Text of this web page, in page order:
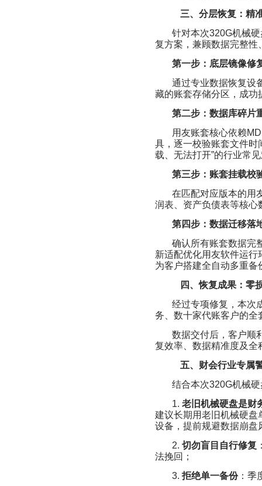
三、分层恢复：精
针对本次320G机械
复方案，兼顾数据完整性
第一步：底层镜像修
通过专业数据恢复设
藏的账套存储分区，成
第二步：数据库碎片
用友账套核心依赖
具，逐一校验账套文件时
载、无法打开”的行业常
第三步：账套挂载校
在匹配对应版本的用
润表、资产负债表等核心
第四步：数据迁移落
确认所有账套数据完
新适配优化用友软件运
为客户搭建全自动多重
四、恢复成果：零
经过专项修复，本次
务、数十家代账客户的全
数据交付后，客户顺
复效率、数据精准度及全
五、财会行业专属
结合本次320G机械
1.老旧机械硬盘是财
建议长期用老旧机械硬盘
设备，提前规避数据崩盘
2.切勿盲目自行修复
法挽回；
3.拒绝单一备份：季